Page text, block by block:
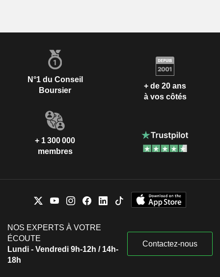
N°1 du Conseil
Boursier
+ de 20 ans
à vos côtés
+ 1 300 000
membres
NOS EXPERTS À VOTRE
ÉCOUTE
Lundi - Vendredi 9h-12h / 14h-
18h
Contactez-nous